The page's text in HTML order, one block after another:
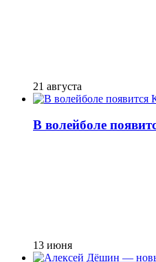
21 августа
В волейболе
13 июня